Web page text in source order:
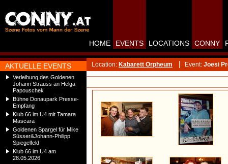
AKTUELLE EVENTS
Verleihung des Goldenen
Johann Strauss an Helga
Papouschek
Bühne Donaupark Presse-
Empfang
Klub 66 im U4 mit Tamara
Mascara
Goldenen Spargel für Mike
Süsser&Johann-Philipp
Spiegelfeld
Klub 66 im U4 am
28.05.2026
HOME EVENTS LOCATIONS CONNY
Location: Kabarett Orpheum Event: Joesi